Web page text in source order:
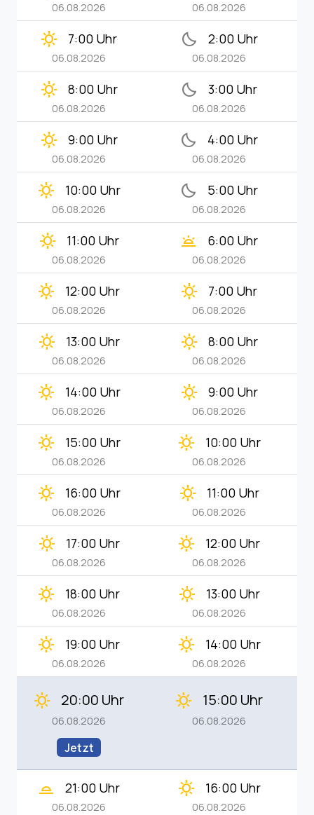
06.08.2026 06.08.2026
clear_day 7:00 Uhr
06.08.2026
bedtime 2:00 Uhr
06.08.2026
clear_day 8:00 Uhr
06.08.2026
bedtime 3:00 Uhr
06.08.2026
clear_day 9:00 Uhr
06.08.2026
bedtime 4:00 Uhr
06.08.2026
clear_day 10:00 Uhr
06.08.2026
bedtime 5:00 Uhr
06.08.2026
clear_day 11:00 Uhr
06.08.2026
wb_twilight 6:00 Uhr
06.08.2026
clear_day 12:00 Uhr
06.08.2026
clear_day 7:00 Uhr
06.08.2026
clear_day 13:00 Uhr
06.08.2026
clear_day 8:00 Uhr
06.08.2026
clear_day 14:00 Uhr
06.08.2026
clear_day 9:00 Uhr
06.08.2026
clear_day 15:00 Uhr
06.08.2026
clear_day 10:00 Uhr
06.08.2026
clear_day 16:00 Uhr
06.08.2026
clear_day 11:00 Uhr
06.08.2026
clear_day 17:00 Uhr
06.08.2026
clear_day 12:00 Uhr
06.08.2026
clear_day 18:00 Uhr
06.08.2026
clear_day 13:00 Uhr
06.08.2026
clear_day 19:00 Uhr
06.08.2026
clear_day 14:00 Uhr
06.08.2026
clear_day 20:00 Uhr
06.08.2026
Jetzt
clear_day 15:00 Uhr
06.08.2026
wb_twilight_2 21:00 Uhr
06.08.2026
clear_day 16:00 Uhr
06.08.2026